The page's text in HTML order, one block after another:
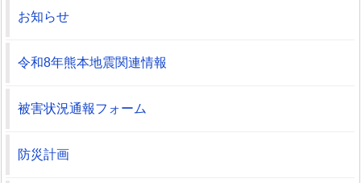
お知らせ
令和8年熊本地震関連情報
被害状況通報フォーム
防災計画